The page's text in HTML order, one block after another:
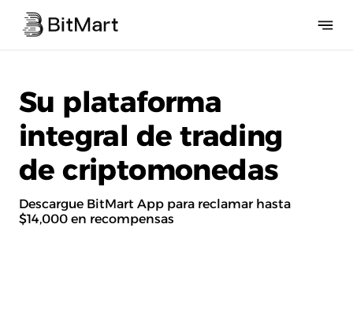
Su plataforma
integral de trading
de criptomonedas
Descargue BitMart App para reclamar hasta
$14,000 en recompensas